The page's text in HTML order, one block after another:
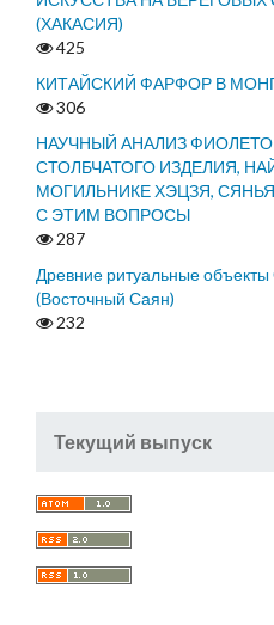
(ХАКАСИЯ)
425
КИТАЙСКИЙ ФАРФОР В
306
НАУЧНЫЙ АНАЛИЗ
СТОЛБЧАТОГО ИЗДЕЛИЯ,
МОГИЛЬНИКЕ ХЭЦЗЯ,
С ЭТИМ ВОПРОСЫ
287
Древние ритуальные объекты
(Восточный Саян)
232
Текущий выпуск